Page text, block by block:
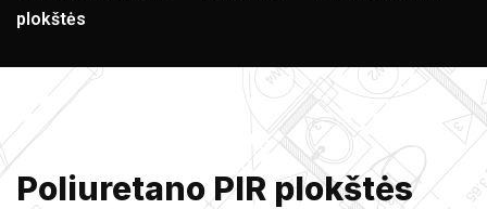
plokštės
Poliuretano PIR plokštės